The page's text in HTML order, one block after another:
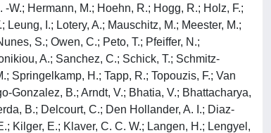
W.; Hermann, M.; Hoehn, R.; Hogg, R.; Holz, F.;
I.; Lotery, A.; Mauschitz, M.; Meester, M.;
S.; Owen, C.; Peto, T.; Pfeiffer, N.;
A.; Sanchez, C.; Schick, T.; Schmitz-
Springelkamp, H.; Tapp, R.; Topouzis, F.; Van
Gonzalez, B.; Arndt, V.; Bhatia, V.; Bhattacharya,
B.; Delcourt, C.; Den Hollander, A. I.; Diaz-
Kilger, E.; Klaver, C. C. W.; Langen, H.; Lengyel,